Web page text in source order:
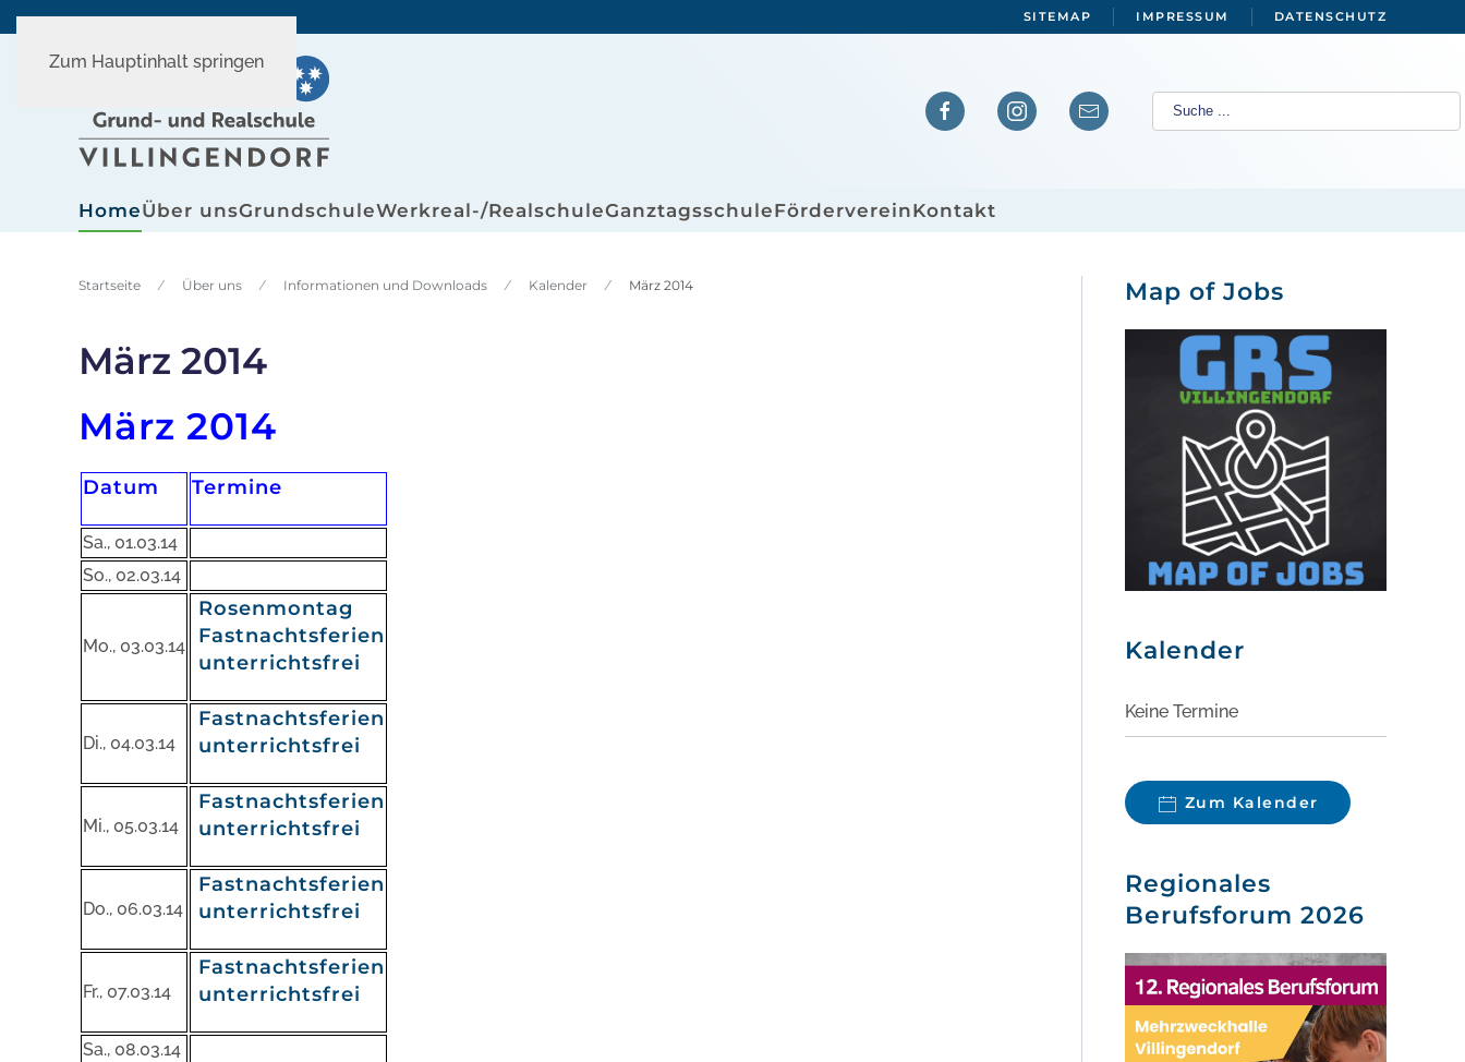
Zum Hauptinhalt springen
SITEMAP IMPRESSUM DATENSCHUTZ
HomeÜber unsGrundschuleWerkreal-/RealschuleGanztagsschuleFördervereinKontakt
Startseite Über uns Informationen und Downloads Kalender März 2014
März 2014
März 2014
Datum Termine
Sa., 01.03.14
So., 02.03.14
Mo., 03.03.14
Rosenmontag
Fastnachtsferien
unterrichtsfrei
Di., 04.03.14
Fastnachtsferien
unterrichtsfrei
Mi., 05.03.14
Fastnachtsferien
unterrichtsfrei
Do., 06.03.14
Fastnachtsferien
unterrichtsfrei
Fr., 07.03.14
Fastnachtsferien
unterrichtsfrei
Sa., 08.03.14
Map of Jobs
Kalender
Keine Termine
Zum Kalender
Regionales
Berufsforum 2026